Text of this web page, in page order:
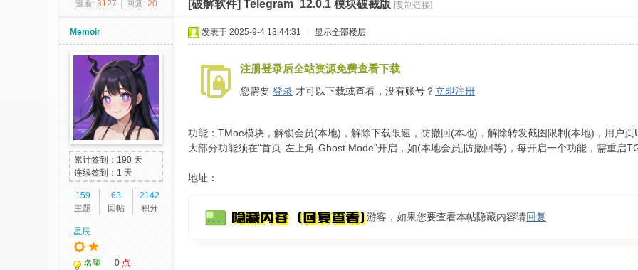
科
爱
辅
查看: 3127 回复: 20 [破解软件] Telegram_12.0.1 模块破截版 [复制链接]
Memoir
累计签到：190 天
连续签到：1 天
159
主题
63
回帖
2142
积分
星辰
名望 0 点
发表于 2025-9-4 13:44:31 显示全部楼层
注册登录后全站资源免费查看下载
您需要 登录 才可以下载或查看，没有账号？ 立即注册
功能：TMoe模块，解锁会员(本地)，解除下载限速，防撤回(本地)，解除转发截图限制(本地)，用户
大部分功能须在"首页-左上角-Ghost Mode"开启，如(本地会员,防撤回等)，每开启一个功能，需重启
地址：
游客，如果您要查看本帖隐藏内容请回复